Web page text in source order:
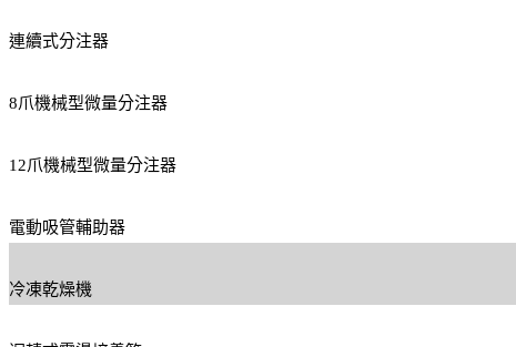
連續式分注器
8爪機械型微量分注器
12爪機械型微量分注器
電動吸管輔助器
冷凍乾燥機